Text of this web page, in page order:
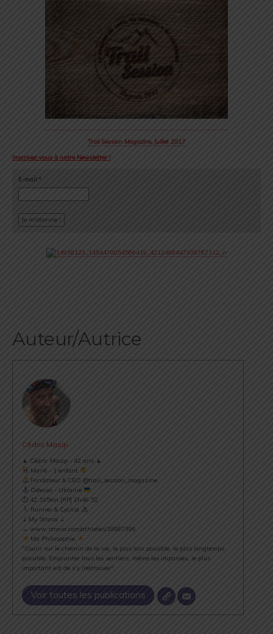
Trail Session Magazine, Juillet 2017
Inscrivez-vous à notre Newsletter !
E-mail *
Auteur/Autrice
Cédric Masip
▲ Cédric Masip - 42 ans ▲
Marié - 1 enfant
Fondateur & CEO @trail_session_magazine
Odessa - Ukraine
⏱ 42.195km [RP] 2h46’52
Runner & Cyclist
⇣ My Strava ⇣
→ www.strava.com/athletes/18867396
Ma Philosophie
"Courir sur le chemin de la vie, le plus loin possible, le plus longtemps
possible. Emprunter tous les sentiers, même les impasses, le plus
important est de s’y (re)trouver".
Voir toutes les publications